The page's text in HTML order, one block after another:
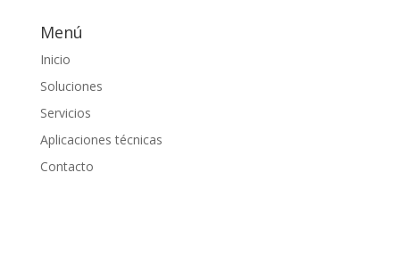
Menú
Inicio
Soluciones
Servicios
Aplicaciones técnicas
Contacto